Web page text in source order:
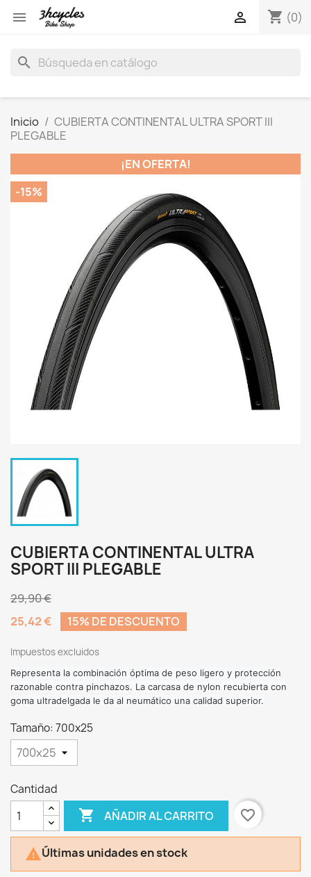
 shopping_cart (0)

search
Inicio
CUBIERTA CONTINENTAL ULTRA SPORT III
PLEGABLE
¡EN OFERTA!
-15%
CUBIERTA CONTINENTAL ULTRA
SPORT III PLEGABLE
29,90 €
25,42 €
15% DE DESCUENTO
Impuestos excluidos
Representa la combinación óptima de peso ligero y protección
razonable contra pinchazos. La carcasa de nylon recubierta con
goma ultradelgada le da al neumático una calidad superior.
Tamaño: 700x25
Cantidad
 AÑADIR AL CARRITO favorite_border
Últimas unidades en stock